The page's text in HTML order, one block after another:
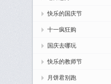
快乐的国庆节
十一疯狂购
国庆去哪玩
快乐的教师节
月饼君别跑